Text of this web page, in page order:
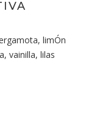
limÓn
vainilla, lilas